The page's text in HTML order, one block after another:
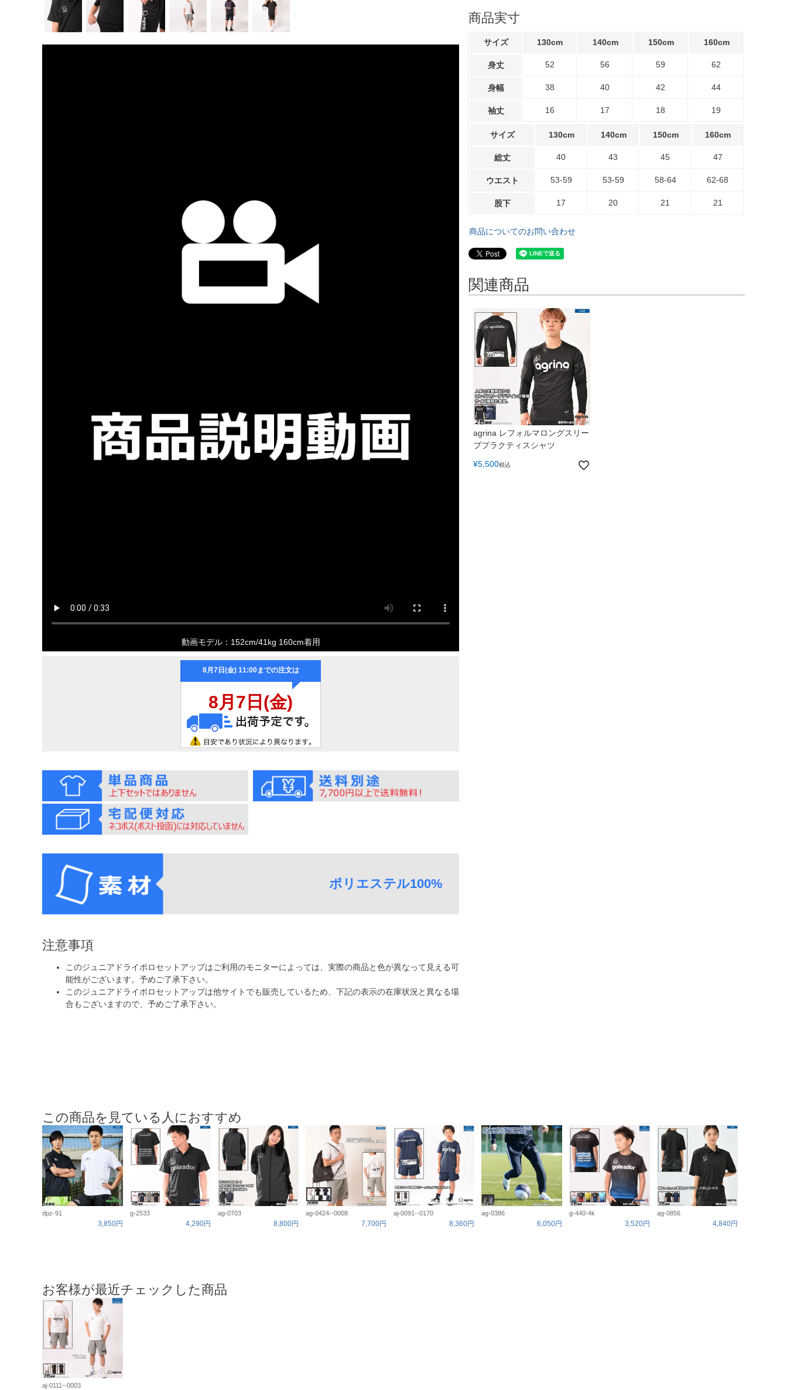
動画モデル：152cm/41kg 160cm着用
ポリエステル100%
注意事項
このジュニアドライポロセットアップはご利用のモニターによっては、実際の商品と色が異なって見える可
能性がございます。予めご了承下さい。
このジュニアドライポロセットアップは他サイトでも販売しているため、下記の表示の在庫状況と異なる場
合もございますので、予めご了承下さい。
商品実寸
サイズ 130cm 140cm 150cm 160cm
身丈 52 56 59 62
身幅 38 40 42 44
袖丈 16 17 18 19
サイズ 130cm 140cm 150cm 160cm
総丈 40 43 45 47
ウエスト 53-59 53-59 58-64 62-68
股下 17 20 21 21
商品についてのお問い合わせ
関連商品
agrina レフォルマロングスリー
ブプラクティスシャツ
¥5,500税込
この商品を見ている人におすすめ
dpz-91
3,850円
g-2533
4,290円
ag-0703
8,800円
ag-0424--0008
7,700円
aj-0091--0170
8,360円
ag-0386
6,050円
g-440-4k
3,520円
ag-0856
4,840円
お客様が最近チェックした商品
aj-0111--0003